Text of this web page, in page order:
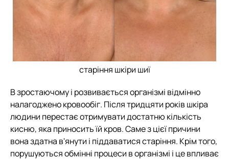
старіння шкіри шиї
В зростаючому і розвивається організмі відмінно
налагоджено кровообіг. Після тридцяти років шкіра
людини перестає отримувати достатню кількість
кисню, яка приносить їй кров. Саме з цієї причини
вона здатна в'янути і піддаватися старіння. Крім того,
порушуються обмінні процеси в організмі і це впливає